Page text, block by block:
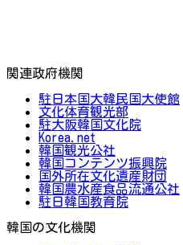
関連政府機関
駐日本国大韓民国大使館
文化体育観光部
駐大阪韓国文化院
Korea.net
韓国観光公社
韓国コンテンツ振興院
国外所在文化遺産財団
韓国農水産食品流通公社
駐日韓国教育院
韓国の文化機関